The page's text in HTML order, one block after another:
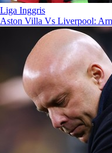
Liga Inggris
Aston Villa Vs Liverpool: